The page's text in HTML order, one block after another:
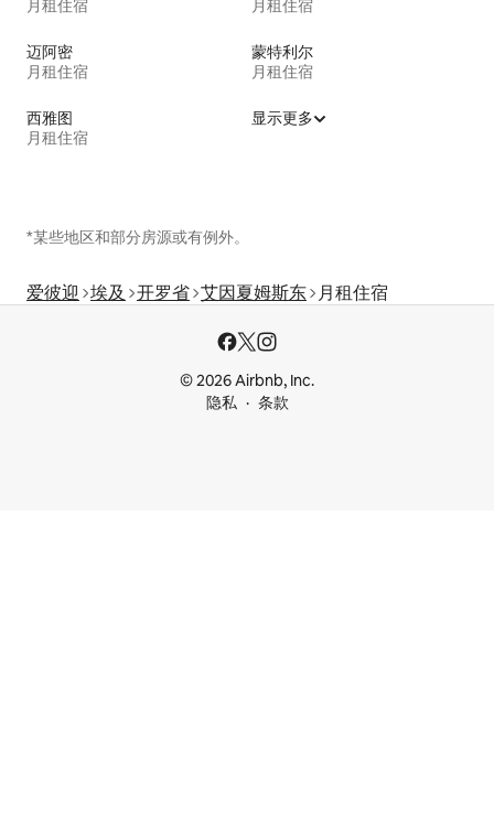
月租住宿 月租住宿
迈阿密
月租住宿
蒙特利尔
月租住宿
西雅图
月租住宿
显示更多
*某些地区和部分房源或有例外。
爱彼迎 埃及 开罗省 艾因夏姆斯东 月租住宿
© 2026 Airbnb, Inc.
隐私
条款